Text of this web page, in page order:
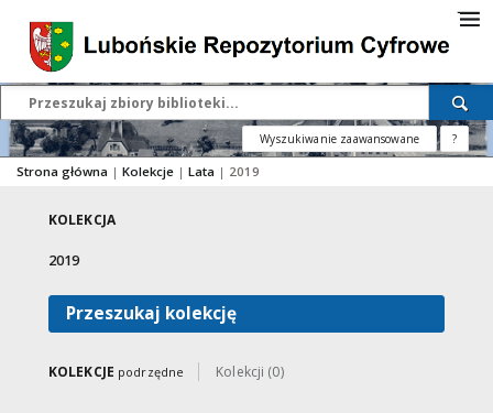
Wyszukiwanie zaawansowane ?
Strona główna | Kolekcje | Lata | 2019
KOLEKCJA
2019
Przeszukaj kolekcję
KOLEKCJE podrzędne Kolekcji (0)